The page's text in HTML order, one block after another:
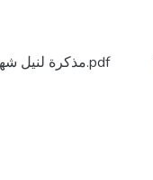
مذكرة لنيل شهادة ماستر (الخطابة عند البشير الإبراهيمي).pdf